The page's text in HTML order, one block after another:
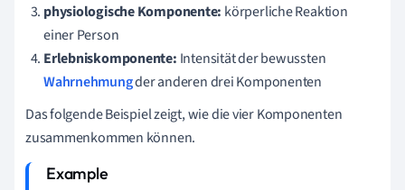
physiologische Komponente: körperliche Reaktion
einer Person
Erlebniskomponente: Intensität der bewussten
Wahrnehmungder anderen drei Komponenten
Das folgende Beispiel zeigt, wie die vier Komponenten
zusammenkommen können.